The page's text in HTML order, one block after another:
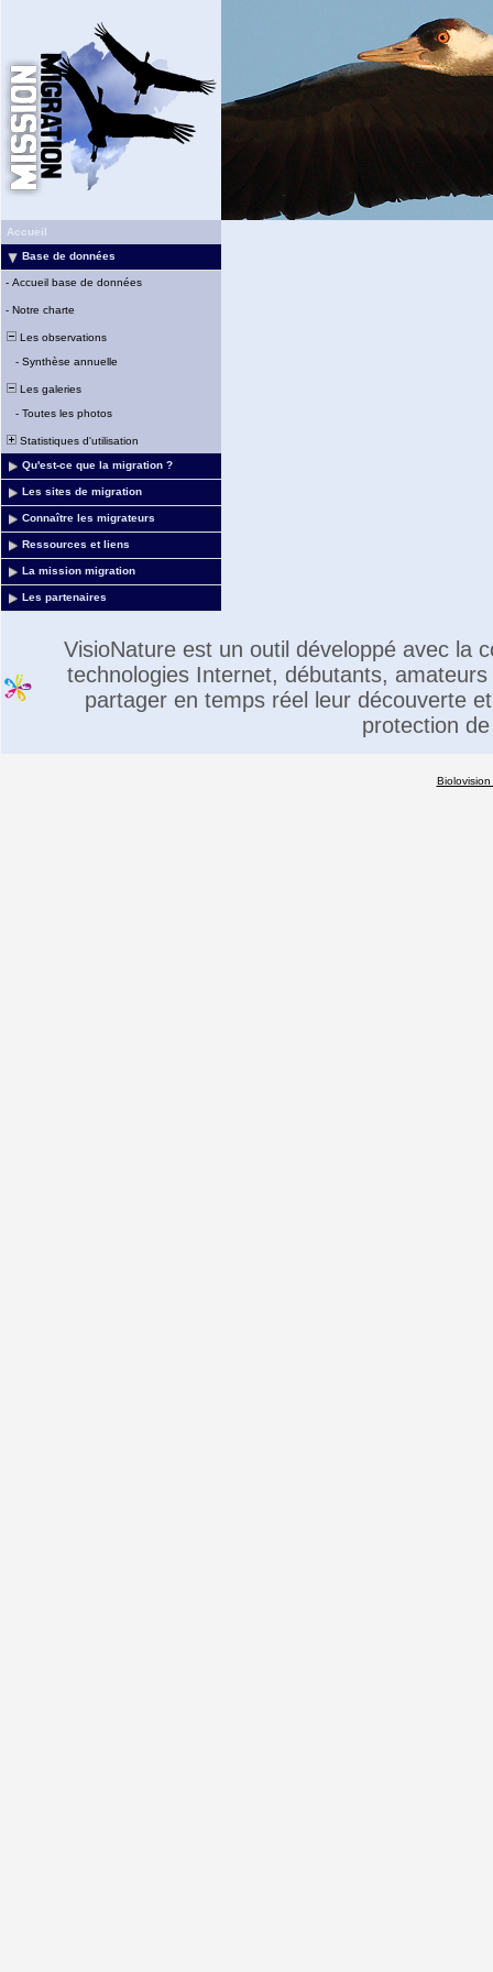
Accueil
Base de données
- Accueil base de données
- Notre charte
Les observations
- Synthèse annuelle
Les galeries
- Toutes les photos
Statistiques d'utilisation
Qu'est-ce que la migration ?
Les sites de migration
Connaître les migrateurs
Ressources et liens
La mission migration
Les partenaires
VisioNature est un outil développé avec la
technologies Internet, débutants,
partager en temps réel leur découverte
protection
Biolovision